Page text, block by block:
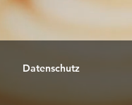
Datenschutz